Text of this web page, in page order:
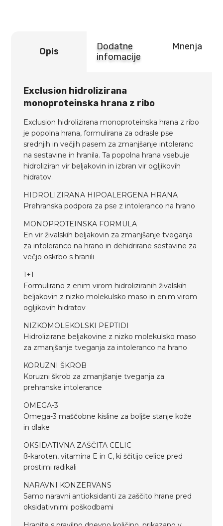
Opis
Dodatne
infomacije
Mnenja
Exclusion hidrolizirana
monoproteinska hrana z ribo
Exclusion hidrolizirana monoproteinska hrana z ribo
je popolna hrana, formulirana za odrasle pse
srednjih in večjih pasem za zmanjšanje intoleranc
na sestavine in hranila. Ta popolna hrana vsebuje
hidroliziran vir beljakovin in izbran vir ogljikovih
hidratov.
HIDROLIZIRANA HIPOALERGENA HRANA
Prehranska podpora za pse z intoleranco na hrano
MONOPROTEINSKA FORMULA
En vir živalskih beljakovin za zmanjšanje tveganja
za intoleranco na hrano in dehidrirane sestavine za
večjo oskrbo s hranili
1+1
Formulirano z enim virom hidroliziranih živalskih
beljakovin z nizko molekulsko maso in enim virom
ogljikovih hidratov
NIZKOMOLEKOLSKI PEPTIDI
Hidrolizirane beljakovine z nizko molekulsko maso
za zmanjšanje tveganja za intoleranco na hrano
KORUZNI ŠKROB
Koruzni škrob za zmanjšanje tveganja za
prehranske intolerance
OMEGA-3
Omega-3 maščobne kisline za boljše stanje kože
in dlake
OKSIDATIVNA ZAŠČITA CELIC
ß-karoten, vitamina E in C, ki ščitijo celice pred
prostimi radikali
NARAVNI KONZERVANS
Samo naravni antioksidanti za zaščito hrane pred
oksidativnimi poškodbami